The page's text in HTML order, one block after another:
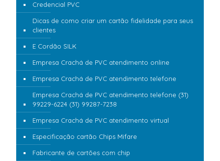
Credencial PVC
Dicas de como criar um cartão fidelidade para seus
clientes
E Cordão SILK
Empresa Crachá de PVC atendimento online
Empresa Crachá de PVC atendimento telefone
Empresa Crachá de PVC atendimento telefone (31)
99229-6224 (31) 99287-7238
Empresa Crachá de PVC atendimento virtual
Especificação cartão Chips Mifare
Fabricante de cartões com chip